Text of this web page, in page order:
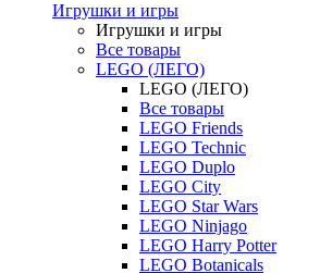
Игрушки и игры
Игрушки и игры
Все товары
LEGO (ЛЕГО)
LEGO (ЛЕГО)
Все товары
LEGO Friends
LEGO Technic
LEGO Duplo
LEGO City
LEGO Star Wars
LEGO Ninjago
LEGO Harry Potter
LEGO Botanicals